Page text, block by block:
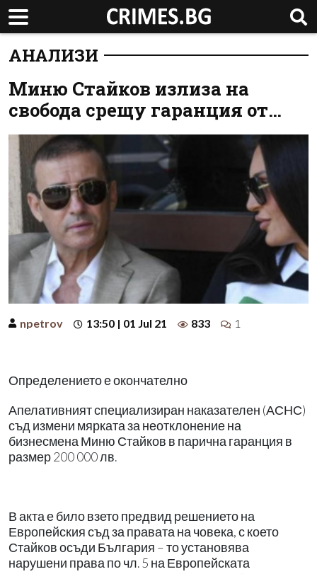
АНАЛИЗИ
Миню Стайков излиза на
свобода срещу гаранция от…
npetrov 13:50 | 01 Jul 21 833 1
Определението е окончателно
Апелативният специализиран наказателен (АСНС)
съд измени мярката за неотклонение на
бизнесмена Миню Стайков в парична гаранция в
размер 200 000 лв.
В акта е било взето предвид решението на
Европейския съд за правата на човека, с което
Стайков осъди България – то установява
нарушени права по чл. 5 на Европейската